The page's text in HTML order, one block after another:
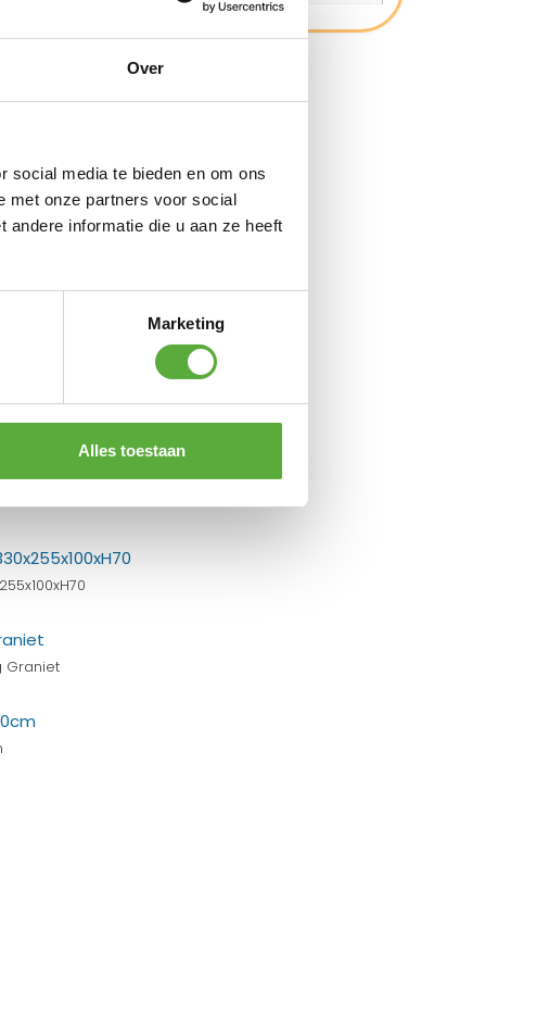
Over
social media te bieden en om ons
met onze partners voor social
andere informatie die u aan ze heeft
Marketing
Alles toestaan
Graniet